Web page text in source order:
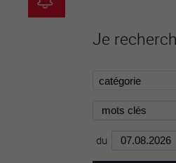
Je
du